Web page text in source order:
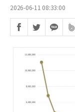
2026-06-11 08:33:00